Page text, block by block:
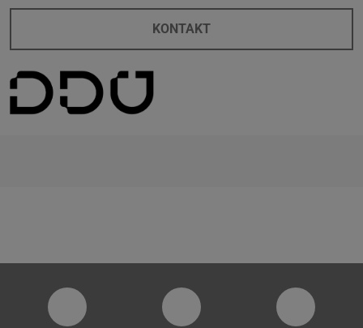
KONTAKT
digitaldesignunit Facebook YouTube